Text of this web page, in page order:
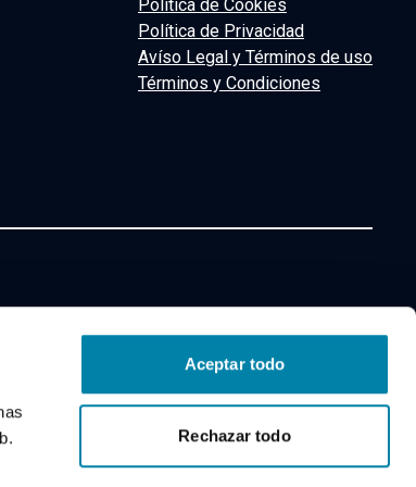
Aceptar todo
Rechazar todo
Política de Cookies
Política de Privacidad
Avíso Legal y Términos de uso
Términos y Condiciones
mano y ocasión